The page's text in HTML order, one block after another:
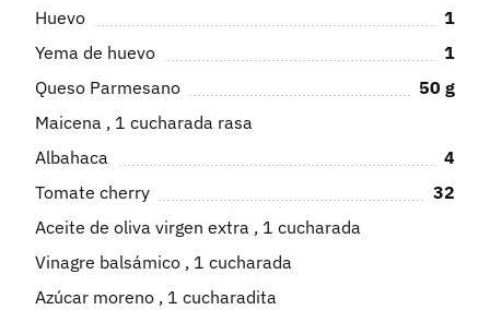
Huevo
1
Yema de huevo
1
Queso Parmesano
50 g
Maicena , 1 cucharada rasa
Albahaca
4
Tomate cherry
32
Aceite de oliva virgen extra , 1 cucharada
Vinagre balsámico , 1 cucharada
Azúcar moreno , 1 cucharadita